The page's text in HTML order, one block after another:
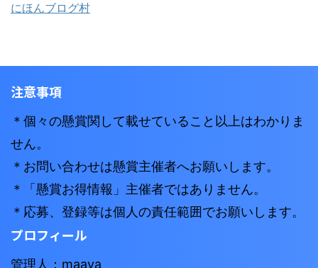
にほんブログ村
注意事項
＊個々の懸賞関して載せていること以上はわかりま
せん。
＊お問い合わせは懸賞主催者へお願いします。
＊「懸賞お得情報」主催者ではありません。
＊応募、登録等は個人の責任範囲でお願いします。
プロフィール
管理人：maaya